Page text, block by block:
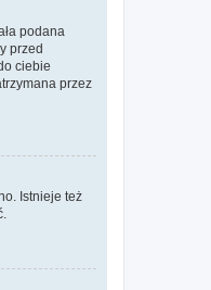
podana
przed
ciebie
przez
Istnieje też